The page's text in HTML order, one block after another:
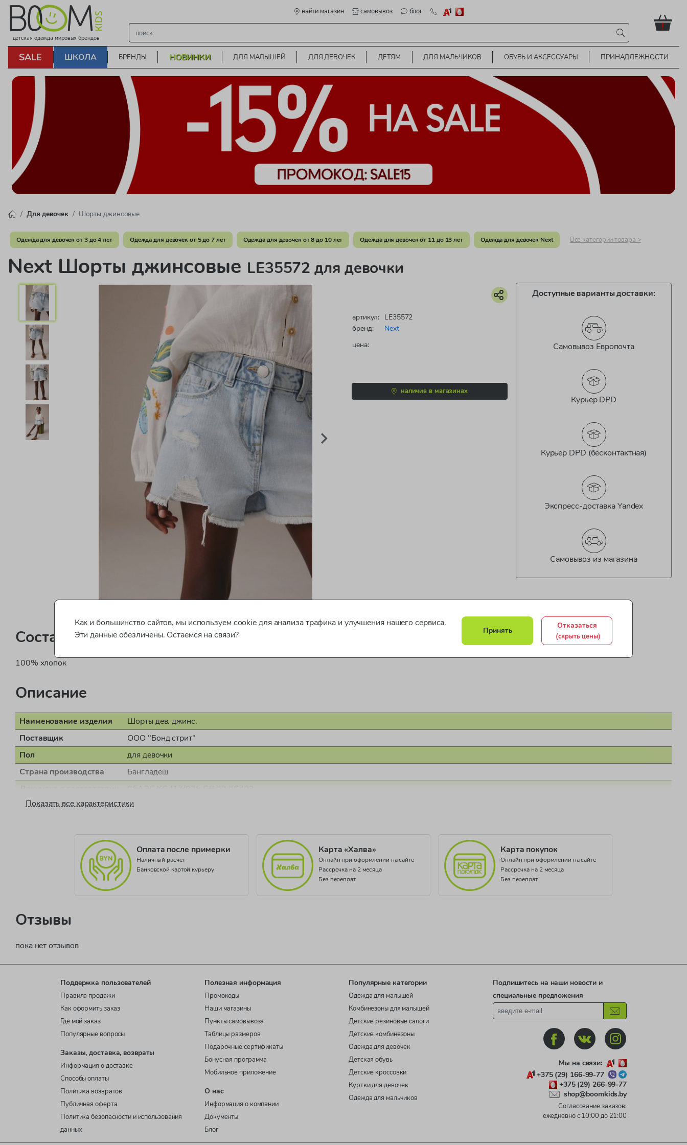
детская одежда мировых брендов
найти магазин самовывоз блог
!
SALE ШКОЛА БРЕНДЫ НОВИНКИ ДЛЯ МАЛЫШЕЙ ДЛЯ ДЕВОЧЕК ДЕТЯМ ДЛЯ МАЛЬЧИКОВ ОБУВЬ И АКСЕССУАРЫ ПРИНАДЛЕЖНОСТИ
Для девочек Шорты джинсовые
Одежда для девочек от 3 до 4 лет Одежда для девочек от 5 до 7 лет Одежда для девочек от 8 до 10 лет Одежда для девочек от 11 до 13 лет Одежда для девочек Next Все категории товара >
Next Шорты джинсовые LE35572 для девочки
артикул: LE35572
бренд:
Next
цена:
наличие в магазинах
Доступные варианты доставки:
Самовывоз Европочта
Курьер DPD
Курьер DPD (бесконтактная)
Экспресс-доставка Yandex
Самовывоз из магазина
Состав
100% хлопок
Описание
Наименование изделия
Шорты дев. джинс.
Поставщик
ООО "Бонд стрит"
Пол
для девочки
Страна производства
Бангладеш
Коллекция
OG SUMMER DAYS
Показать все характеристики
Оплата после примерки
Наличный расчет
Банковской картой курьеру
Карта «Халва»
Онлайн при оформлении на сайте
Рассрочка на 2 месяца
Без переплат
Карта покупок
Онлайн при оформлении на сайте
Рассрочка на 2 месяца
Без переплат
Отзывы
пока нет отзывов
Поддержка пользователей
Правила продажи
Как оформить заказ
Где мой заказ
Популярные вопросы
Заказы, доставка, возвраты
Информация о доставке
Способы оплаты
Политика возвратов
Публичная оферта
Политика безопасности и использования
данных
Полезная информация
Промокоды
Наши магазины
Пункты самовывоза
Таблицы размеров
Подарочные сертификаты
Бонусная программа
Мобильное приложение
О нас
Информация о компании
Документы
Блог
Популярные категории
Одежда для малышей
Комбинезоны для малышей
Детские резиновые сапоги
Детские комбинезоны
Одежда для девочек
Детская обувь
Детские кроссовки
Куртки для девочек
Одежда для мальчиков
Подпишитесь на наши новости и
специальные предложения
Мы на связи:
+375 (29) 166-99-77
+375 (29) 266-99-77
shop@boomkids.by
Согласование заказов:
ежедневно с 10:00 до 21:00
Как и большинство сайтов, мы используем cookie для анализа трафика и улучшения нашего сервиса.
Эти данные обезличены. Остаемся на связи?
Принять
Отказаться
(скрыть цены)